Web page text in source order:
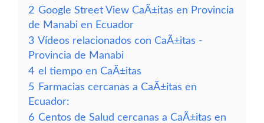
2 Google Street View CaÃ±itas en Provincia
de Manabi en Ecuador
3 Vídeos relacionados con CaÃ±itas -
Provincia de Manabi
4 el tiempo en CaÃ±itas
5 Farmacias cercanas a CaÃ±itas en
Ecuador:
6 Centos de Salud cercanas a CaÃ±itas en